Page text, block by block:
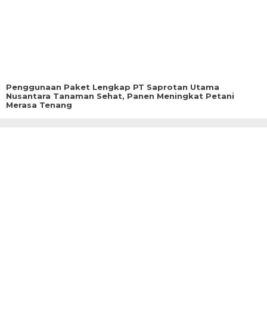
Penggunaan Paket Lengkap PT Saprotan Utama
Nusantara Tanaman Sehat, Panen Meningkat Petani
Merasa Tenang